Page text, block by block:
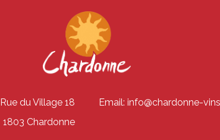
Email: info@chardonne-
Rue du Village 18
1803 Chardonne